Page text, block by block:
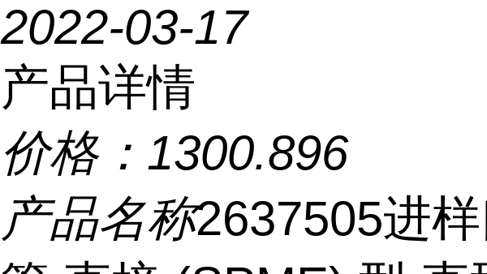
2022-03-17
产品详情
价格： 1300.896
产品名称2637505进